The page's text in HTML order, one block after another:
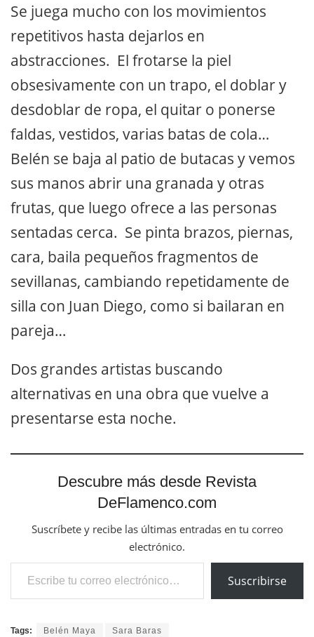
Se juega mucho con los movimientos
repetitivos hasta dejarlos en
abstracciones. El frotarse la piel
obsesivamente con un trapo, el doblar y
desdoblar de ropa, el quitar o ponerse
faldas, vestidos, varias batas de cola…
Belén se baja al patio de butacas y vemos
sus manos abrir una granada y otras
frutas, que luego ofrece a las personas
sentadas cerca. Se pinta brazos, piernas,
cara, baila pequeños fragmentos de
sevillanas, cambiando repetidamente de
silla con Juan Diego, como si bailaran en
pareja…
Dos grandes artistas buscando
alternativas en una obra que vuelve a
presentarse esta noche.
Descubre más desde Revista
DeFlamenco.com
Suscríbete y recibe las últimas entradas en tu correo
electrónico.
Escribe tu correo electrónico…
Suscribirse
Tags: Belén Maya Sara Baras